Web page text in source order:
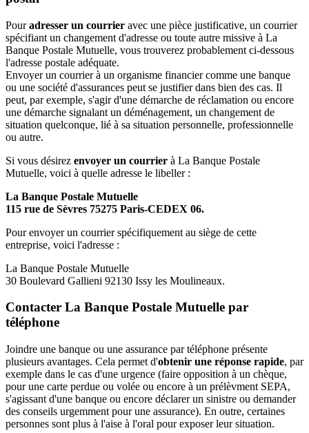
Pouradresser un courrier avec une pièce justificative, un courrier
spécifiant un changement d'adresse ou toute autre missive à La
Banque Postale Mutuelle, vous trouverez probablement ci-dessous
l'adresse postale adéquate.
Envoyer un courrier à un organisme financier comme une banque
ou une société d'assurances peut se justifier dans bien des cas. Il
peut, par exemple, s'agir d'une démarche de réclamation ou encore
une démarche signalant un déménagement, un changement de
situation quelconque, lié à sa situation personnelle, professionnelle
ou autre.
Si vous désirez envoyer un courrier à La Banque Postale
Mutuelle, voici à quelle adresse le libeller :
La Banque Postale Mutuelle
115 rue de Sèvres 75275 Paris-CEDEX 06.
Pour envoyer un courrier spécifiquement au siège de cette
entreprise, voici l'adresse :
La Banque Postale Mutuelle
30 Boulevard Gallieni 92130 Issy les Moulineaux.
Contacter La Banque Postale Mutuelle par
téléphone
Joindre une banque ou une assurance par téléphone présente
plusieurs avantages. Cela permet d'obtenir une réponse rapide, par
exemple dans le cas d'une urgence (faire opposition à un chèque,
pour une carte perdue ou volée ou encore à un prélèvment SEPA,
s'agissant d'une banque ou encore déclarer un sinistre ou demander
des conseils urgemment pour une assurance). En outre, certaines
personnes sont plus à l'aise à l'oral pour exposer leur situation.